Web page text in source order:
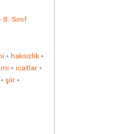
8. Sınıf
• haksızlık •
• icatlar •
• şiir •